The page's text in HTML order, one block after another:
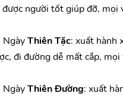
người tốt giúp đỡ, mọi
Thiên Tặc: xuất hành
đi đường dễ mất cắp,
Thiên Đường: xuất